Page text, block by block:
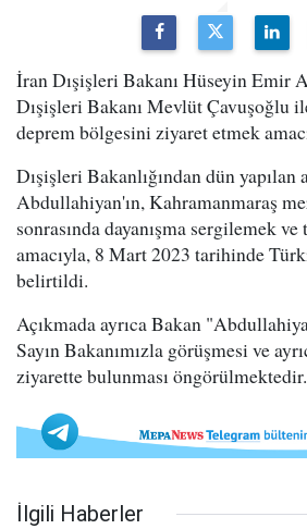
İran Dışişleri Bakanı Hüseyin Emir
Dışişleri Bakanı Mevlüt Çavuşoğlu
deprem bölgesini ziyaret etmek
Dışişleri Bakanlığından dün yapılan
Abdullahiyan'ın, Kahramanmaraş
sonrasında dayanışma sergilemek
amacıyla, 8 Mart 2023 tarihinde
belirtildi.
Açıkmada ayrıca Bakan
Sayın Bakanımızla görüşmesi ve
ziyarette bulunması
İlgili Haberler